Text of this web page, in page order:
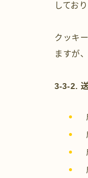
しており
クッキ
ますが
3-3-2.